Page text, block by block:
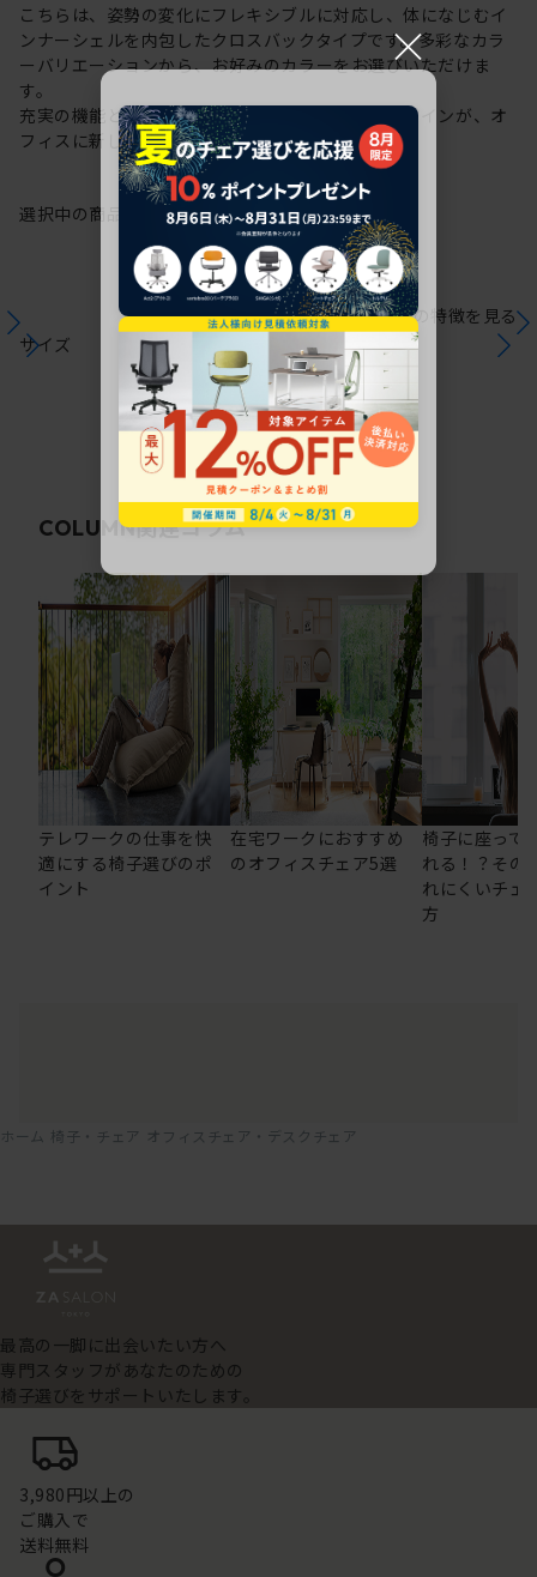
こちらは、姿勢の変化にフレキシブルに対応し、体になじむイ
ンナーシェルを内包したクロスバックタイプです。多彩なカラ
ーバリエーションから、お好みのカラーをお選びいただけま
す。
充実の機能と一体となった透明感のある美しいデザインが、オ
フィスに新しい風を運びます。
選択中の商品情報 保証注意事項
サイズ
シリーズの特徴を見る
COLUMN関連コラム
テレワークの仕事を快
適にする椅子選びのポ
イント
在宅ワークにおすすめ
のオフィスチェア5選
椅子に座って
れる！？その
れにくいチェ
方
ホーム 椅子・チェア オフィスチェア・デスクチェア
最高の一脚に出会いたい方へ
専門スタッフがあなたのための
椅子選びをサポートいたします。
3,980円以上の
ご購入で
送料無料
×